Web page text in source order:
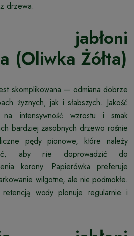
drzewa.
jabłoni
(Oliwka Żółta)
skomplikowana — odmiana dobrze
żyznych, jak i słabszych. Jakość
na intensywność wzrostu i smak
bardziej zasobnych drzewo rośnie
pędy pionowe, które należy
aby nie doprowadzić do
korony. Papierówka preferuje
wilgotne, ale nie podmokłe.
wody plonuje regularnie i